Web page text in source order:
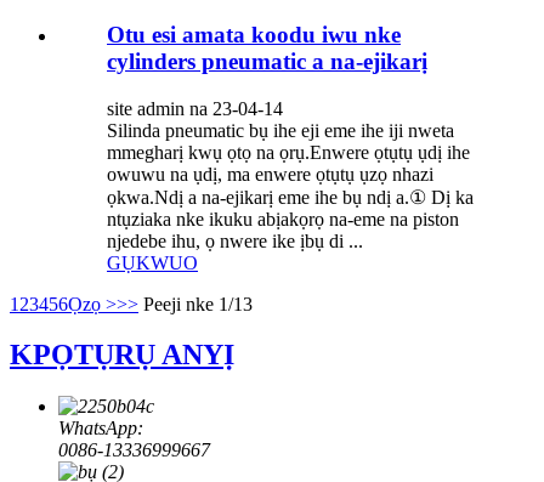
Otu esi amata koodu iwu nke
cylinders pneumatic a na-ejikarị
site admin na 23-04-14
Silinda pneumatic bụ ihe eji eme ihe iji nweta
mmegharị kwụ ọtọ na ọrụ.Enwere ọtụtụ ụdị ihe
owuwu na ụdị, ma enwere ọtụtụ ụzọ nhazi
ọkwa.Ndị a na-ejikarị eme ihe bụ ndị a.① Dị ka
ntụziaka nke ikuku abịakọrọ na-eme na piston
njedebe ihu, ọ nwere ike ịbụ di ...
GỤKWUO
1 23456Ọzọ >>> Peeji nke 1/13
KPỌTỤRỤ ANYỊ
WhatsApp:
0086-13336999667